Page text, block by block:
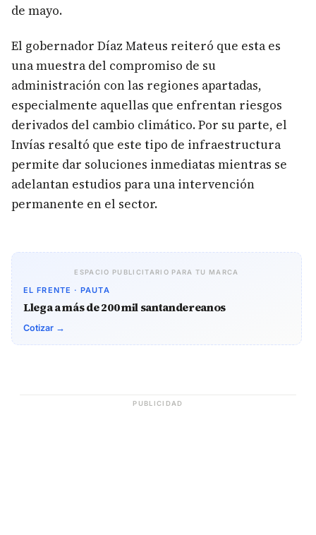
de mayo.
El gobernador Díaz Mateus reiteró que esta es
una muestra del compromiso de su
administración con las regiones apartadas,
especialmente aquellas que enfrentan riesgos
derivados del cambio climático. Por su parte, el
Invías resaltó que este tipo de infraestructura
permite dar soluciones inmediatas mientras se
adelantan estudios para una intervención
permanente en el sector.
ESPACIO PUBLICITARIO PARA TU MARCA
EL FRENTE · PAUTA
Llega a más de 200 mil santandereanos
Cotizar →
PUBLICIDAD